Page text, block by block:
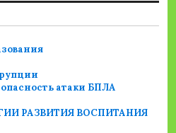
атаки БПЛА
РАЗВИТИЯ ВОСПИТАНИЯ